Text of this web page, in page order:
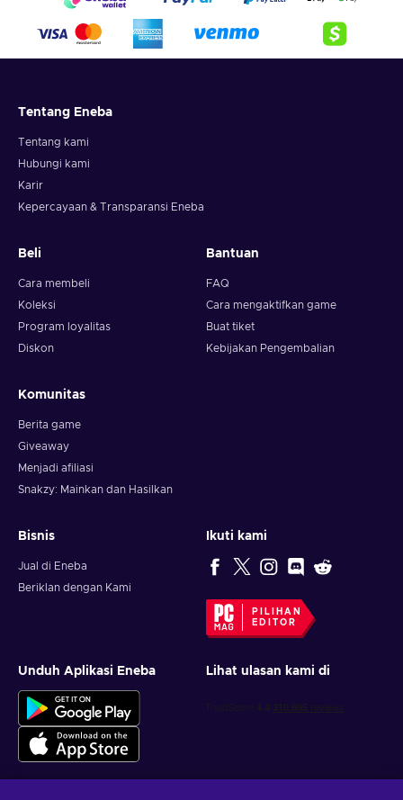
Tentang Eneba
Tentang kami
Hubungi kami
Karir
Kepercayaan & Transparansi Eneba
Beli
Cara membeli
Koleksi
Program loyalitas
Diskon
Bantuan
FAQ
Cara mengaktifkan game
Buat tiket
Kebijakan Pengembalian
Komunitas
Berita game
Giveaway
Menjadi afiliasi
Snakzy: Mainkan dan Hasilkan
Bisnis
Jual di Eneba
Beriklan dengan Kami
Ikuti kami
PILIHAN
EDITOR
Unduh Aplikasi Eneba Lihat ulasan kami di